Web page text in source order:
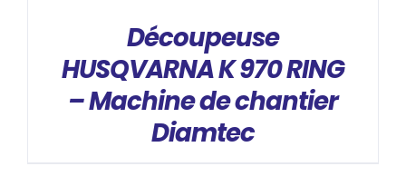
Découpeuse
HUSQVARNA K 970 RING
– Machine de chantier
Diamtec